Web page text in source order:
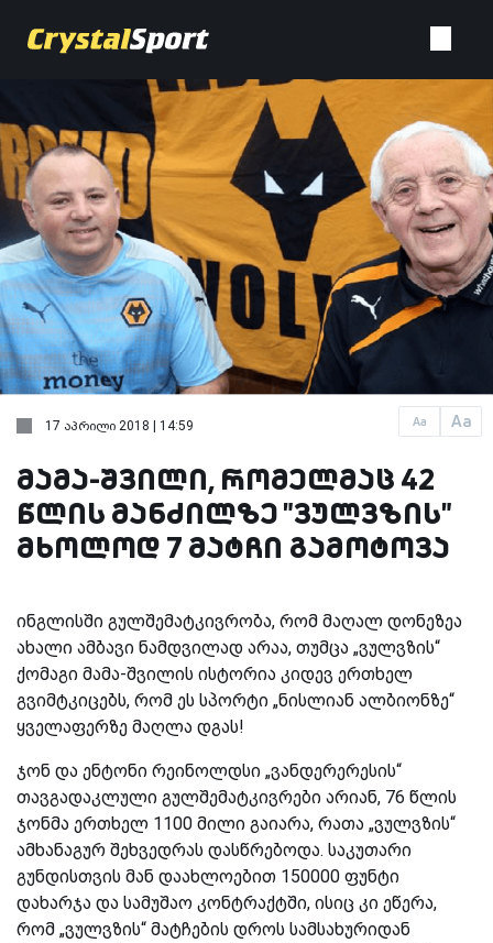
Aa Aa
17 აპრილი 2018 | 14:59
მამა-შვილი, რომელმაც 42
წლის მანძილზე "ვულვზის"
მხოლოდ 7 მატჩი გამოტოვა
ინგლისში გულშემატკივრობა, რომ მაღალ დონეზეა
ახალი ამბავი ნამდვილად არაა, თუმცა „ვულვზის“
ქომაგი მამა-შვილის ისტორია კიდევ ერთხელ
გვიმტკიცებს, რომ ეს სპორტი „ნისლიან ალბიონზე“
ყველაფერზე მაღლა დგას!
ჯონ და ენტონი რეინოლდსი „ვანდერერესის“
თავგადაკლული გულშემატკივრები არიან, 76 წლის
ჯონმა ერთხელ 1100 მილი გაიარა, რათა „ვულვზის“
ამხანაგურ შეხვედრას დასწრებოდა. საკუთარი
გუნდისთვის მან დაახლოებით 150000 ფუნტი
დახარჯა და სამუშაო კონტრაქტში, ისიც კი ეწერა,
რომ „ვულვზის“ მატჩების დროს სამსახურიდან